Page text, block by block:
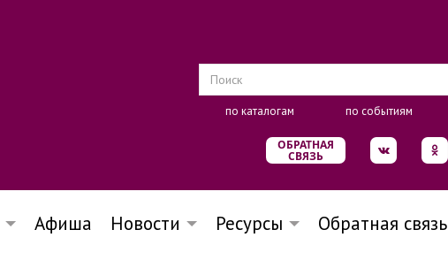
по каталогам по событиям
ОБРАТНАЯ
СВЯЗЬ
Афиша Новости Ресурсы
Обратная связь